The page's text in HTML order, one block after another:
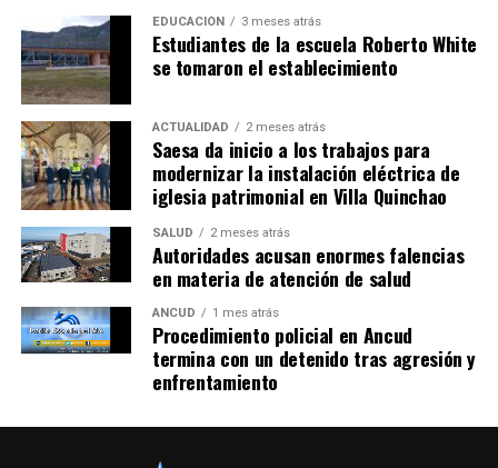
EDUCACIÓN 3 meses atrás
Estudiantes de la escuela Roberto White
se tomaron el establecimiento
ACTUALIDAD 2 meses atrás
Saesa da inicio a los trabajos para
modernizar la instalación eléctrica de
iglesia patrimonial en Villa Quinchao
SALUD 2 meses atrás
Autoridades acusan enormes falencias
en materia de atención de salud
ANCUD 1 mes atrás
Procedimiento policial en Ancud
termina con un detenido tras agresión y
enfrentamiento